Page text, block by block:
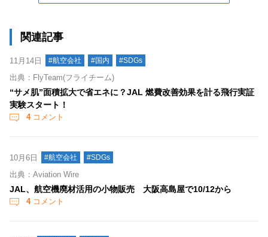
関連記事
11月14日 #航空会社 #国内 #SDGs
出典：FlyTeam(フライチーム)
“サメ肌”面積拡大で省エネに？JAL 燃費改善効果を計る飛行実証
実験スタート！
4コメント
10月6日 #航空会社 #SDGs
出典：Aviation Wire
JAL、航空機廃材活用の小物販売 大阪高島屋で10/12から
4コメント